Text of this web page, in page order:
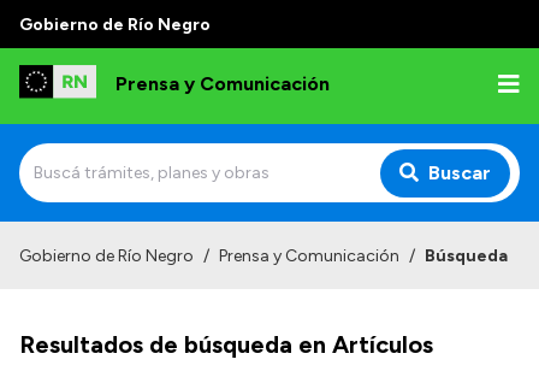
Gobierno de Río Negro
Prensa y Comunicación
Buscar
Autoridades
Gobierno de Río Negro / Prensa y Comunicación / Búsqueda
Resultados de búsqueda en Artículos